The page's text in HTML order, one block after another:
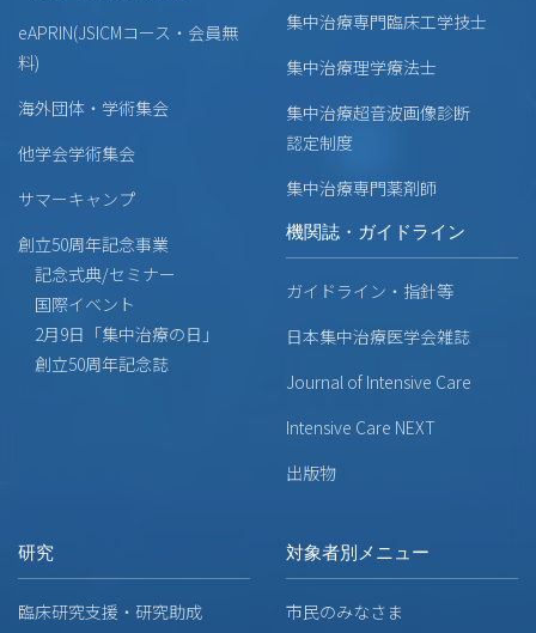
eAPRIN(JSICMコース・会員無
料)
海外団体・学術集会
他学会学術集会
サマーキャンプ
創立50周年記念事業
記念式典/セミナー
国際イベント
2月9日「集中治療の日」
創立50周年記念誌
集中治療専門臨床工学技士
集中治療理学療法士
集中治療超音波画像診断
認定制度
集中治療専門薬剤師
機関誌・ガイドライン
ガイドライン・指針等
日本集中治療医学会雑誌
Journal of Intensive Care
Intensive Care NEXT
出版物
研究
臨床研究支援・研究助成
対象者別メニュー
市民のみなさま